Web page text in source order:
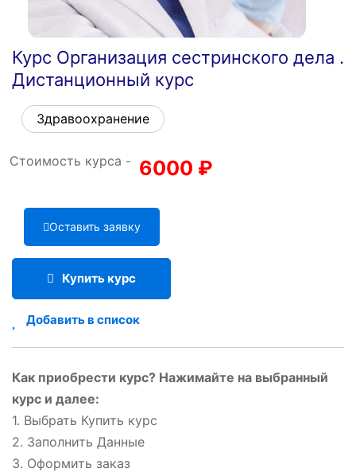
Курс Организация сестринского дела .
Дистанционный курс
Здравоохранение
Стоимость курса - 6000 ₽
Оставить заявку
Купить курс
Добавить в список
Как приобрести курс? Нажимайте на выбранный
курс и далее:
1. Выбрать Купить курс
2. Заполнить Данные
3. Оформить заказ